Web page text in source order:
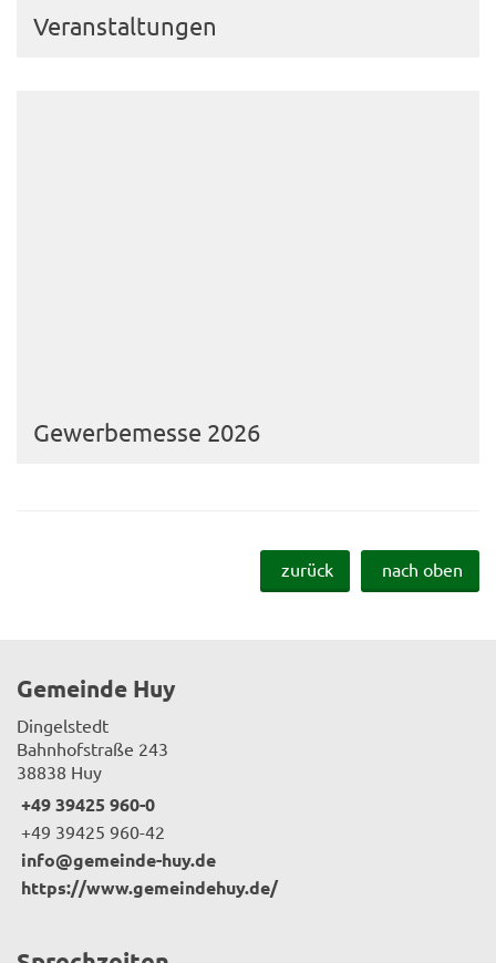
Veranstaltungen
Gewerbemesse 2026
zurück nach oben
Gemeinde Huy
Dingelstedt
Bahnhofstraße 243
38838 Huy
+49 39425 960-0
+49 39425 960-42
info@gemeinde-huy.de
https://www.gemeindehuy.de/